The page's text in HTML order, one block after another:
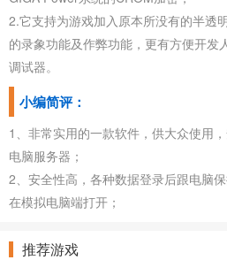
2.它支持为游戏加入原本所没有的半透
的录象功能及作弊功能，更有方便开发
调试器。
小编简评：
1、非常实用的一款软件，供大众使用
电脑服务器；
2、安全性高，各种数据登录后跟电脑
在模拟电脑端打开；
推荐游戏